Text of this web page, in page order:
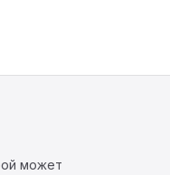
может